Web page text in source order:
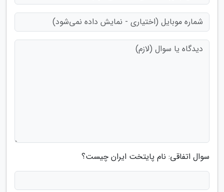
سوال اتفاقی: نام پایتخت ایران چیست؟